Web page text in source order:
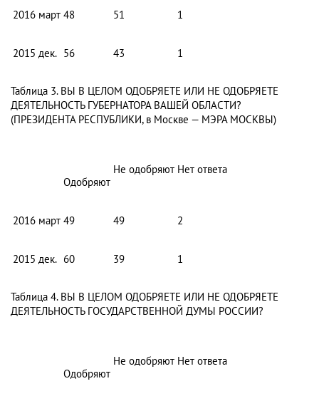
2016 март 48 51 1
2015 дек. 56 43 1
Таблица 3. ВЫ В ЦЕЛОМ ОДОБРЯЕТЕ ИЛИ НЕ ОДОБРЯЕТЕ
ДЕЯТЕЛЬНОСТЬ ГУБЕРНАТОРА ВАШЕЙ ОБЛАСТИ?
(ПРЕЗИДЕНТА РЕСПУБЛИКИ, в Москве — МЭРА МОСКВЫ)
Одобряют
Не одобряют Нет ответа
2016 март 49 49 2
2015 дек. 60 39 1
Таблица 4. ВЫ В ЦЕЛОМ ОДОБРЯЕТЕ ИЛИ НЕ ОДОБРЯЕТЕ
ДЕЯТЕЛЬНОСТЬ ГОСУДАРСТВЕННОЙ ДУМЫ РОССИИ?
Одобряют
Не одобряют Нет ответа